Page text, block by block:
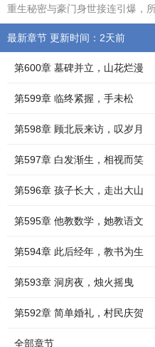
重生秘密与豪门身世接连引爆，
最新章节 更新时间：2天前
第600章 墓碑并立，山花烂漫
第599章 临终紧握，手未松
第598章 顾北辰来访，叹岁月
第597章 白发渐生，相视而笑
第596章 孩子长大，走出大山
第595章 他教数学，她教语文
第594章 此后经年，教书为生
第593章 洞房夜，烛火摇曳
第592章 简单婚礼，村民庆贺
全部章节